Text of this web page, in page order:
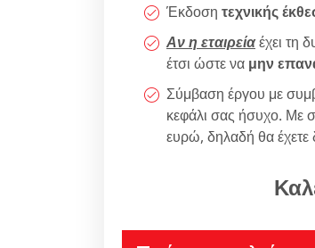
Έκδοση τεχνικής
Αν η εταιρείαέχει τη
έτσι ώστε να μην
Σύμβαση έργου με
κεφάλι σας ήσυχο. Με
ευρώ, δηλαδή θα